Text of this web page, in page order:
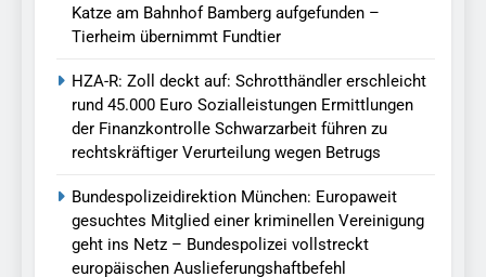
Katze am Bahnhof Bamberg aufgefunden –
Tierheim übernimmt Fundtier
HZA-R: Zoll deckt auf: Schrotthändler erschleicht
rund 45.000 Euro Sozialleistungen Ermittlungen
der Finanzkontrolle Schwarzarbeit führen zu
rechtskräftiger Verurteilung wegen Betrugs
Bundespolizeidirektion München: Europaweit
gesuchtes Mitglied einer kriminellen Vereinigung
geht ins Netz – Bundespolizei vollstreckt
europäischen Auslieferungshaftbefehl